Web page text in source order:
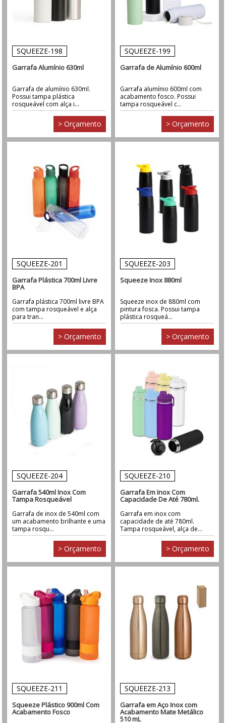
SQUEEZE-198
Garrafa Alumínio 630ml
Garrafa de alumínio 630ml.
Possui tampa plástica
rosqueável com alça i...
> Orçamento
SQUEEZE-199
Garrafa de Alumínio 600ml
Garrafa alumínio 600ml com
acabamento fosco. Possui
tampa rosqueável c...
> Orçamento
SQUEEZE-201
Garrafa Plástica 700ml Livre
BPA
Garrafa plástica 700ml livre BPA
com tampa rosqueável e alça
para tran...
> Orçamento
SQUEEZE-203
Squeeze Inox 880ml
Squeeze inox de 880ml com
pintura fosca. Possui tampa
plástica rosqueá...
> Orçamento
SQUEEZE-204
Garrafa 540ml Inox Com
Tampa Rosqueável
Garrafa de inox de 540ml com
um acabamento brilhante e uma
tampa rosqu...
> Orçamento
SQUEEZE-210
Garrafa Em Inox Com
Capacidade De Até 780ml.
Garrafa em inox com
capacidade de até 780ml.
Tampa rosqueável, alça de...
> Orçamento
SQUEEZE-211
Squeeze Plástico 900ml Com
Acabamento Fosco
SQUEEZE-213
Garrafa em Aço Inox com
Acabamento Mate Metálico
510 mL